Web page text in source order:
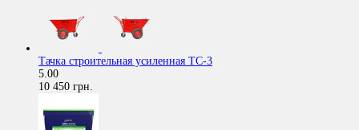
Тачка строительная усиленная ТС-3
5.00
10 450 грн.